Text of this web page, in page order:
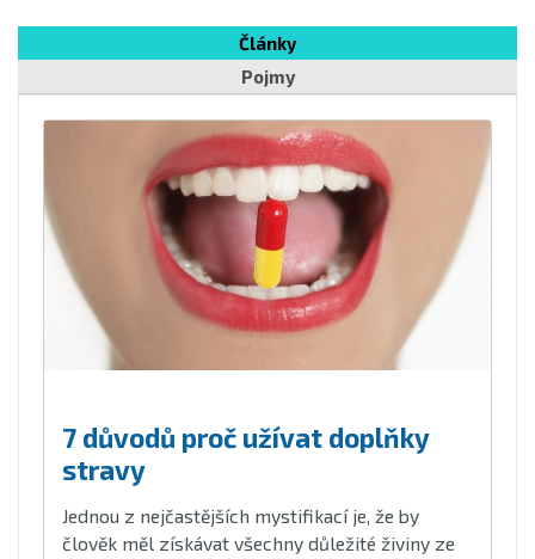
Články
Pojmy
7 důvodů proč užívat doplňky
stravy
Jednou z nejčastějších mystifikací je, že by
člověk měl získávat všechny důležité živiny ze